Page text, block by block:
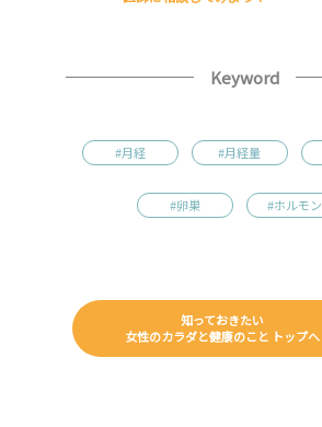
Keyword
#月経 #月経量
#卵巣 #ホルモン
知っておきたい
女性のカラダと健康のこと トップへ